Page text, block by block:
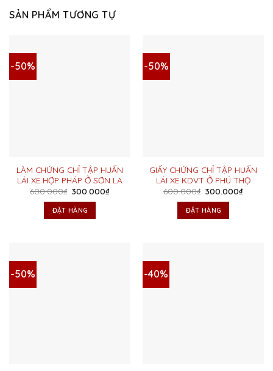
SẢN PHẨM TƯƠNG TỰ
-50%
LÀM CHỨNG CHỈ TẬP HUẤN
LÁI XE HỢP PHÁP Ở SƠN LA
600.000₫ Giá
là:
600.000₫.
300.000₫Giá
ĐẶT HÀNG
-50%
GIẤY CHỨNG CHỈ TẬP HUẤN
LÁI XE KDVT Ở PHÚ THỌ
600.000₫ Giá
là:
600.000₫.
300.000₫Giá
ĐẶT HÀNG
-50% -40%